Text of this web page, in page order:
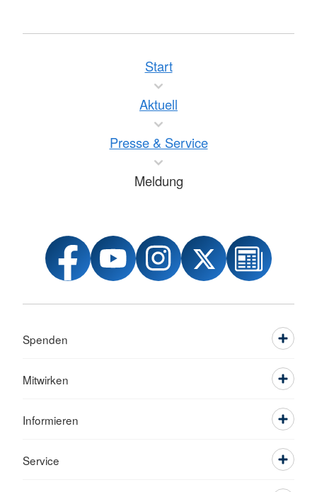
Start
Aktuell
Presse & Service
Meldung
Spenden
Mitwirken
Informieren
Service